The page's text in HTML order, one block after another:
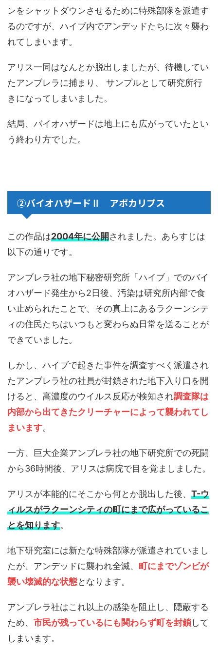
ンをシャットダウンさせるために特殊部隊を派遣す
るのですが、ハイブ内でアンデッドたちに次々襲わ
れてしまいます。
アリス一同はなんとか脱出しましたが、待機してい
たアンブレラに捕まり、 サンプルとして研究所行
きになってしまいました。
結局、バイオハザードは地上にも広がっていたとい
う終わり方でした。
②バイオハザードⅡ アポカリプス
この作品は2004年に公開されました。あらすじは
以下の通りです。
アンブレラ社の地下秘密研究所「ハイブ」でのバイ
オハザード発生から2日後、汚染は研究所内部で食
い止められたことで、その真上にあるラクーンシテ
ィの住民たちはいつもと変わらぬ日常を送ることが
できていました。
しかし、ハイブで起きた事件を調査すべく派遣され
たアンブレラ社の社員が封鎖された地下入り口を開
けると、高濃度のウイルス反応が検知され調査隊は
内部から出てきたクリーチャーによって襲われてし
まいます。
一方、巨大企業アンブレラ社の地下研究所での死闘
から36時間後、アリスは病院で目を覚ましました。
アリスが本能的にそこから何とか脱出した後、 T-ウ
ィルスがラクーンシティの町にまで広がっているこ
とを知ります。
地下研究室には新たな特殊部隊が派遣されていまし
たが、アンデッドに襲われ全滅、 町にまでゾンビが
襲い壊滅的な状態となります。
アンブレラ社はこれ以上の感染を阻止し、隠蔽する
ため、 市民が残っているにも関わらず町を封鎖して
しまいます。